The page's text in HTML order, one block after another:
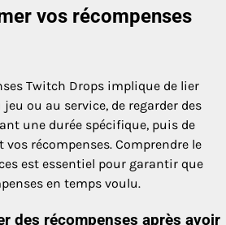
vos récompenses
Twitch Drops implique de lier
ou au service, de regarder des
une durée spécifique, puis de
récompenses. Comprendre le
est essentiel pour garantir que
en temps voulu.
des récompenses après avoir